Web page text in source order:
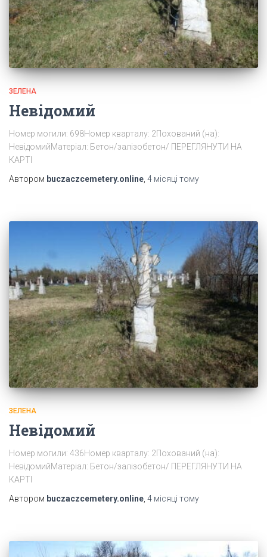
ЗЕЛЕНА
Невідомий
Номер могили: 698Номер кварталу: 2Похований (на):
НевідомийМатеріал: Бетон/залізобетон/ ПЕРЕГЛЯНУТИ НА
КАРТІ
Автором buczaczcemetery.online 4 місяці тому
ЗЕЛЕНА
Невідомий
Номер могили: 436Номер кварталу: 2Похований (на):
НевідомийМатеріал: Бетон/залізобетон/ ПЕРЕГЛЯНУТИ НА
КАРТІ
Автором buczaczcemetery.online 4 місяці тому